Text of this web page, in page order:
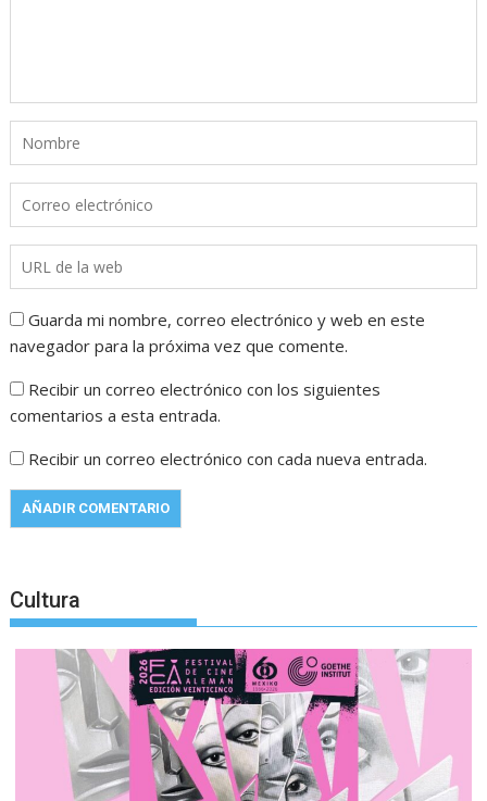
Guarda mi nombre, correo electrónico y web en este
navegador para la próxima vez que comente.
Recibir un correo electrónico con los siguientes
comentarios a esta entrada.
Recibir un correo electrónico con cada nueva entrada.
Cultura